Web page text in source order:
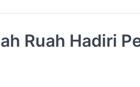
Ruah Hadiri